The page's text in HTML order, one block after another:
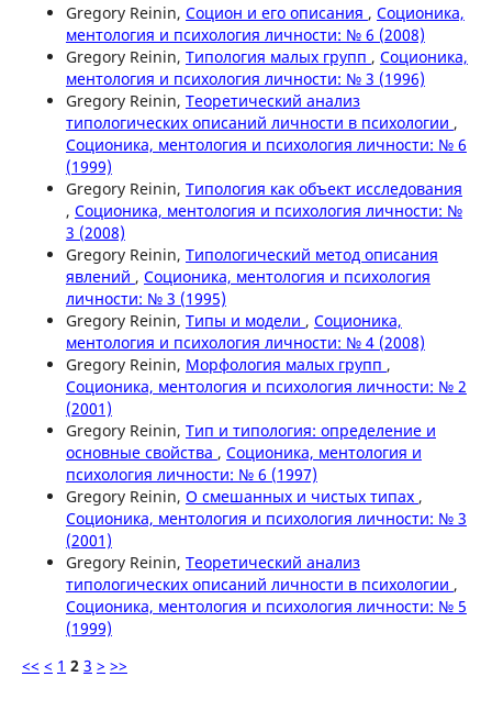
Gregory Reinin, Социон и его описания , Соционика,
ментология и психология личности: № 6 (2008)
Gregory Reinin, Типология малых групп , Соционика,
ментология и психология личности: № 3 (1996)
Gregory Reinin, Теоретический анализ
типологических описаний личности в психологии ,
Соционика, ментология и психология личности: № 6
(1999)
Gregory Reinin, Типология как объект исследования
, Соционика, ментология и психология личности: №
3 (2008)
Gregory Reinin, Типологичeский метод описания
явлений , Соционика, ментология и психология
личности: № 3 (1995)
Gregory Reinin, Типы и модели , Соционика,
ментология и психология личности: № 4 (2008)
Gregory Reinin, Морфология малых групп ,
Соционика, ментология и психология личности: № 2
(2001)
Gregory Reinin, Тип и типология: определение и
основные свойства , Соционика, ментология и
психология личности: № 6 (1997)
Gregory Reinin, О смешанных и чистых типах ,
Соционика, ментология и психология личности: № 3
(2001)
Gregory Reinin, Теоретический анализ
типологических описаний личности в психологии ,
Соционика, ментология и психология личности: № 5
(1999)
<< < 1 2 3 > >>